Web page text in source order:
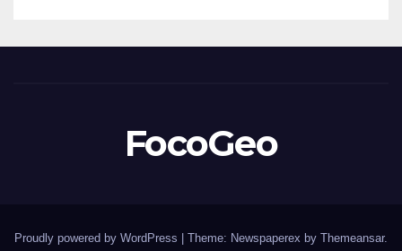
FocoGeo
Proudly powered by WordPress Theme: Newspaperex by Themeansar.